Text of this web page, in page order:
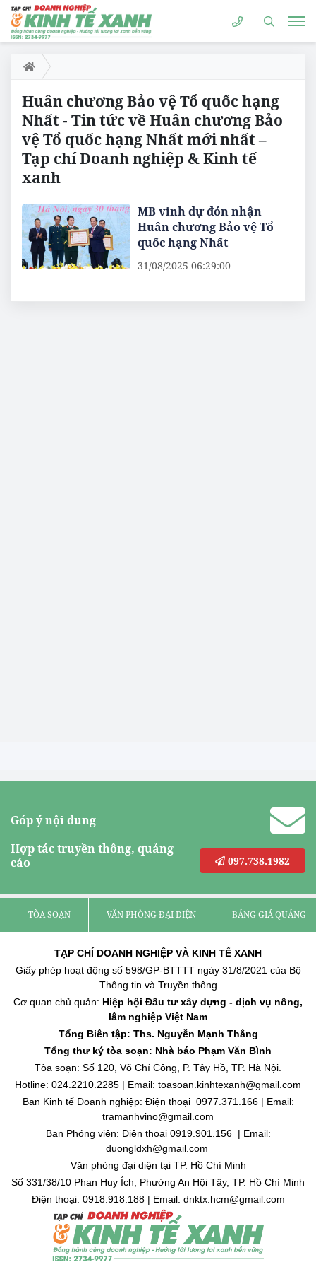
Huân chương Bảo vệ Tổ quốc hạng
Nhất - Tin tức về Huân chương Bảo
vệ Tổ quốc hạng Nhất mới nhất –
Tạp chí Doanh nghiệp & Kinh tế
xanh
MB vinh dự đón nhận
Huân chương Bảo vệ Tổ
quốc hạng Nhất
31/08/2025 06:29:00
Góp ý nội dung
Hợp tác truyền thông, quảng
cáo
097.738.1982
TÒA SOẠN VĂN PHÒNG ĐẠI DIỆN BẢNG GIÁ QUẢNG
TẠP CHÍ DOANH NGHIỆP VÀ KINH TẾ XANH
Giấy phép hoạt động số 598/GP-BTTTT ngày 31/8/2021 của Bộ
Thông tin và Truyền thông
Cơ quan chủ quản: Hiệp hội Đầu tư xây dựng - dịch vụ nông,
lâm nghiệp Việt Nam
Tổng Biên tập: Ths. Nguyễn Mạnh Thắng
Tổng thư ký tòa soạn: Nhà báo Phạm Văn Bình
Tòa soạn: Số 120, Võ Chí Công, P. Tây Hồ, TP. Hà Nội.
Hotline: 024.2210.2285 | Email: toasoan.kinhtexanh@gmail.com
Ban Kinh tế Doanh nghiệp: Điện thoại 0977.371.166 | Email:
tramanhvino@gmail.com
Ban Phóng viên: Điện thoại 0919.901.156 | Email:
duongldxh@gmail.com
Văn phòng đại diện tại TP. Hồ Chí Minh
Số 331/38/10 Phan Huy Ích, Phường An Hội Tây, TP. Hồ Chí Minh
Điện thoại: 0918.918.188 | Email: dnktx.hcm@gmail.com